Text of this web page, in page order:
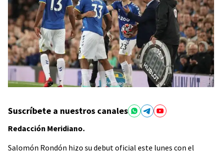
Suscríbete a nuestros canales
Redacción Meridiano.
Salomón Rondón hizo su debut oficial este lunes con el